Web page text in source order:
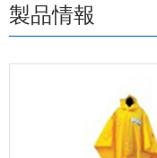
製品情報